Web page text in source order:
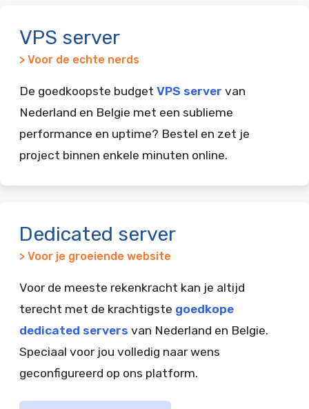
VPS server
> Voor de echte nerds
De goedkoopste budget VPS server van
Nederland en Belgie met een sublieme
performance en uptime? Bestel en zet je
project binnen enkele minuten online.
Dedicated server
> Voor je groeiende website
Voor de meeste rekenkracht kan je altijd
terecht met de krachtigste goedkope
dedicated servers van Nederland en Belgie.
Speciaal voor jou volledig naar wens
geconfigureerd op ons platform.